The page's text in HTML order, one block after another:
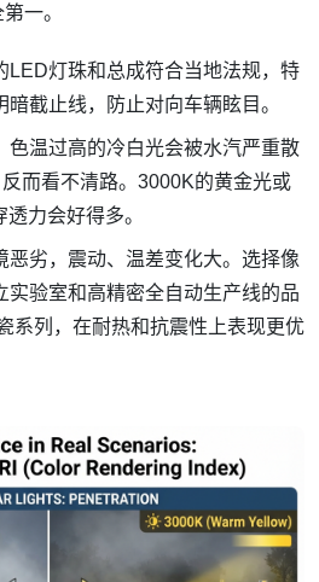
一。
LED灯珠和总成符合当地法规，特
截止线，防止对向车辆眩目。
色温过高的冷白光会被水汽严重散
反而看不清路。3000K的黄金光或
力会好得多。
恶劣，震动、温差变化大。选择像
实验室和高精密全自动生产线的品
系列，在耐热和抗震性上表现更优